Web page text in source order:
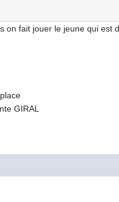
on fait jouer le jeune qui est
GIRAL